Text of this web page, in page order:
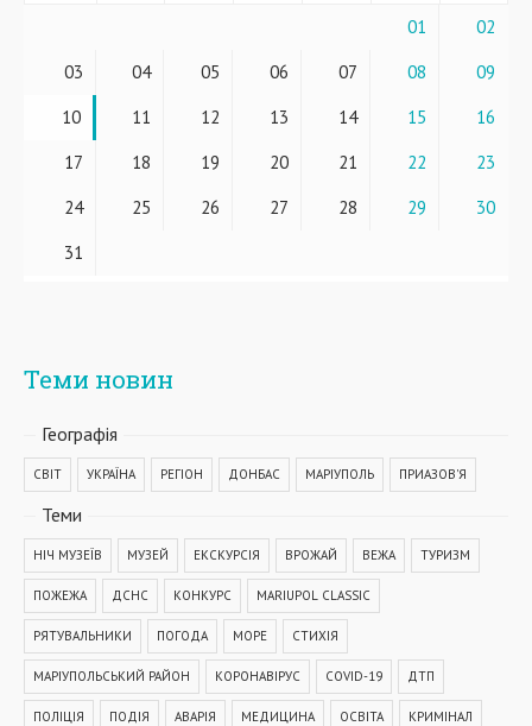
01
02
03
04 05 06 07 08
09
10
11 12 13 14 15
16
17
18 19 20 21 22
23
24
25 26 27 28 29
30
31
Теми новин
Географiя
СВІТ УКРАЇНА РЕГІОН ДОНБАС МАРІУПОЛЬ ПРИАЗОВ'Я
Теми
НІЧ МУЗЕЇВ МУЗЕЙ ЕКСКУРСІЯ ВРОЖАЙ ВЕЖА ТУРИЗМ
ПОЖЕЖА ДСНС КОНКУРС MARIUPOL CLASSIC
РЯТУВАЛЬНИКИ ПОГОДА МОРЕ СТИХІЯ
МАРІУПОЛЬСЬКИЙ РАЙОН КОРОНАВІРУС COVID-19 ДТП
ПОЛІЦІЯ ПОДІЯ АВАРІЯ МЕДИЦИНА ОСВІТА КРИМІНАЛ